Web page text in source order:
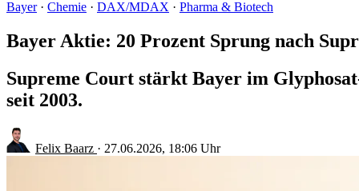
Bayer · Chemie · DAX/MDAX · Pharma & Biotech
Bayer Aktie: 20 Prozent Sprung nach
Supreme Court stärkt Bayer im
seit 2003.
Felix Baarz · 27.06.2026, 18:06 Uhr